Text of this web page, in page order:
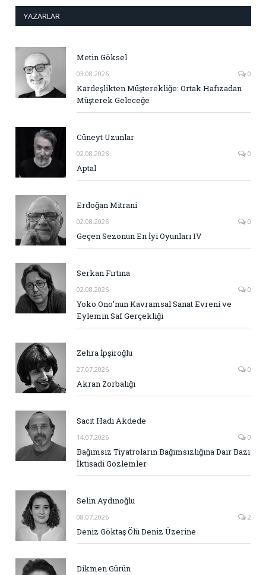
YAZARLAR
Metin Göksel
03.08.2026 0
Kardeşlikten Müşterekliğe: Ortak Hafızadan
Müşterek Geleceğe
Cüneyt Uzunlar
02.08.2026 0
Aptal
Erdoğan Mitrani
02.08.2026 0
Geçen Sezonun En İyi Oyunları IV
Serkan Fırtına
02.08.2026 0
Yoko Ono’nun Kavramsal Sanat Evreni ve
Eylemin Saf Gerçekliği
Zehra İpşiroğlu
27.07.2026 0
Akran Zorbalığı
Sacit Hadi Akdede
14.07.2026 0
Bağımsız Tiyatroların Bağımsızlığına Dair Bazı
İktisadi Gözlemler
Selin Aydınoğlu
08.07.2026 2
Deniz Göktaş Ölü Deniz Üzerine
Dikmen Gürün